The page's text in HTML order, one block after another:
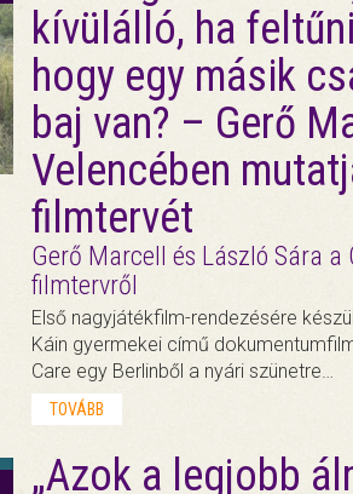
kívülálló, ha
hogy egy másik
baj van? – Gerő
Velencében
filmtervét
Gerő Marcell és László Sára a
filmtervről
Első nagyjátékfilm-rendezésére
Káin gyermekei című
Care egy Berlinből a nyári szünetre…
TOVÁBB
„Azok a legjobb